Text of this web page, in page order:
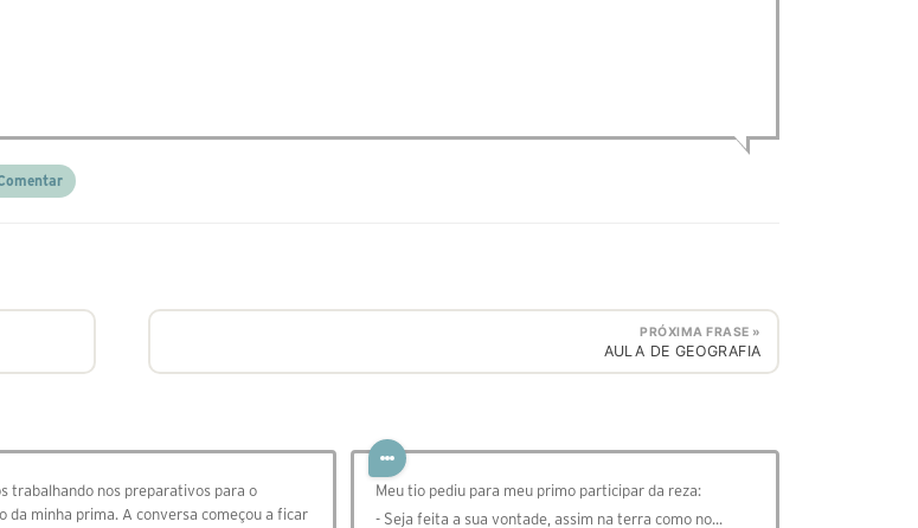
PRÓXIMA FRASE »
AULA DE GEOGRAFIA
trabalhando nos preparativos para o
da minha prima. A conversa começou a ficar
Meu tio pediu para meu primo participar da reza:
- Seja feita a sua vontade, assim na terra como no...